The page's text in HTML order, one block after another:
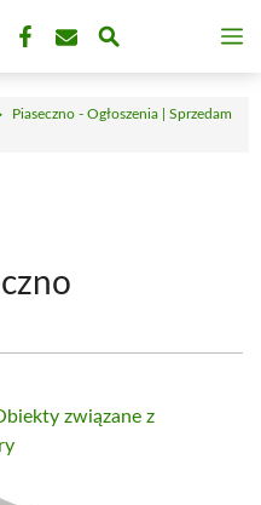
Piaseczno - Ogłoszenia | Sprzedam
związane z